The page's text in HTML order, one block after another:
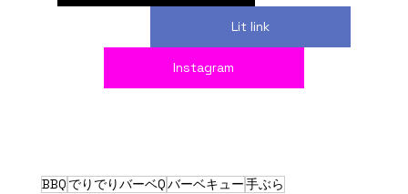
Lit link
Instagram
BBQ でりでりバーベQバーベキュー手ぶら